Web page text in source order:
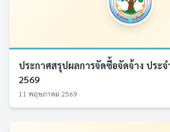
ประกาศสรุปผลการจัดซื้อจัดจ้าง ประ
2569
11 พฤษภาคม 2569